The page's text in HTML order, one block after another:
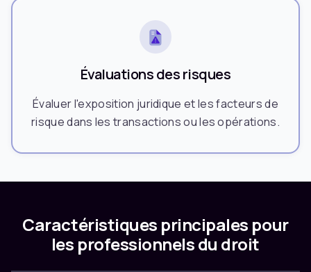
Évaluations des risques
Évaluer l'exposition juridique et les facteurs de
risque dans les transactions ou les opérations.
Caractéristiques principales pour
les professionnels du droit